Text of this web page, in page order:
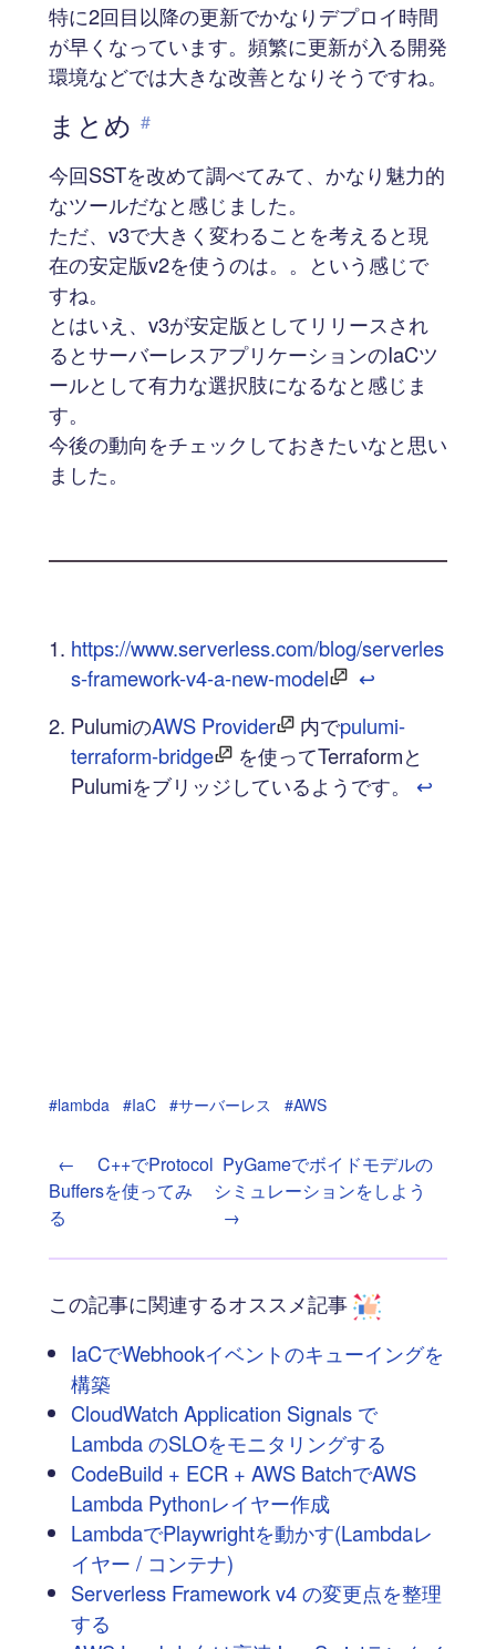
特に2回目以降の更新でかなりデプロイ時間
が早くなっています。頻繁に更新が入る開発
環境などでは大きな改善となりそうですね。
まとめ #
今回SSTを改めて調べてみて、かなり魅力的
なツールだなと感じました。
ただ、v3で大きく変わることを考えると現
在の安定版v2を使うのは。。という感じで
すね。
とはいえ、v3が安定版としてリリースされ
るとサーバーレスアプリケーションのIaCツ
ールとして有力な選択肢になるなと感じま
す。
今後の動向をチェックしておきたいなと思い
ました。
https://www.serverless.com/blog/serverles
s-framework-v4-a-new-model
↩︎
PulumiのAWS Provider 内でpulumi-
terraform-bridge
を使ってTerraformと
Pulumiをブリッジしているようです。 ↩︎
#lambda #IaC #サーバーレス #AWS
←
C++でProtocol
Buffersを使ってみ
る
PyGameでボイドモデルの
シミュレーションをしよう
→
この記事に関連するオススメ記事
IaCでWebhookイベントのキューイングを
構築
CloudWatch Application Signals で
Lambda のSLOをモニタリングする
CodeBuild + ECR + AWS BatchでAWS
Lambda Pythonレイヤー作成
LambdaでPlaywrightを動かす(Lambdaレ
イヤー / コンテナ)
Serverless Framework v4 の変更点を整理
する